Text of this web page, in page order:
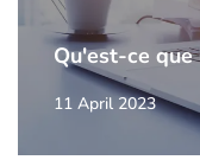
Qu'est-ce
11 April 2023